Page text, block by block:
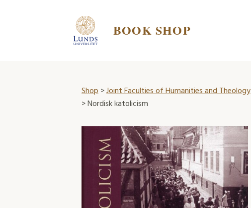
BOOK SHOP
Shop>Joint Faculties of Humanities and Theology
> Nordisk katolicism